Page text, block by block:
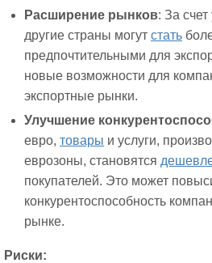
Расширение рынков: За
другие страны могут стать
предпочтительными для
новые возможности для
экспортные рынки.
Улучшение
евро, товары и услуги,
еврозоны, становятся
покупателей. Это может
конкурентоспособность
рынке.
Риски: